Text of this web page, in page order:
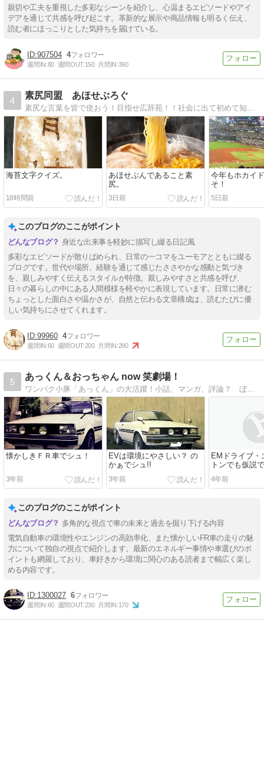
親切や工夫を重視した多彩なシーンを紹介し、心温まるエピソードやアイ
デアを通じて共感を呼び起こす。革新的な展示や商品情報も明るく伝え、
読む者にほっこりとした気持ちを届けている。
907504 4
週間IN:80 週間OUT:150 月間IN:390
4
素尻同盟 あほせぶろぐ
海苔文字クイズ。
18時間前
あほせぶんであること素
尻。
3日前
今年もホカイ
そ！
5日前
このブログのここがポイント
身近な出来事を軽妙に描写し綴る日記風
多彩なエピソードが散りばめられ、日常の一コマをユーモアとともに綴る
ブログです。世代や場所、経験を通じて感じたささやかな感動と気づき
を、親しみやすく伝えるスタイルが特徴。親しみやすさと共感を呼び、
日々の暮らしの中にある人間模様を軽やかに表現しています。日常に潜む
ちょっとした面白さや温かさが、自然と伝わる文章構成は、読むたびに優
しい気持ちにさせてくれます。
99960 4
週間IN:60 週間OUT:200 月間IN:290
5
あっくん＆おっちゃん now 笑劇場！
ワンパク小豚「あっくん」の大活躍！小話、マンガ、評論？ ぼちぼちと更新中・・・
懐かしきＦＲ車でシュ！
3年前
EVは環境にやさしい？ の
かぁでシュ!!
3年前
EMドライブ・
トンでも仮説
4年前
このブログのここがポイント
多角的な視点で車の未来と過去を掘り下げる内容
電気自動車の環境性やエンジンの高効率化、また懐かしいFR車の走りの魅
力について独自の視点で紹介します。最新のエネルギー事情や車選びのポ
イントも網羅しており、車好きから環境に関心のある読者まで幅広く楽し
める内容です。
1300027 6
週間IN:60 週間OUT:230 月間IN:170